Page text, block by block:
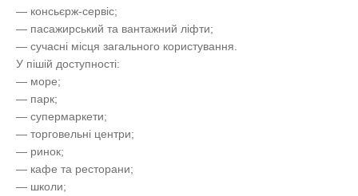
— консьєрж-сервіс;
— пасажирський та вантажний ліфти;
— сучасні місця загального користування.
У пішій доступності:
— море;
— парк;
— супермаркети;
— торговельні центри;
— ринок;
— кафе та ресторани;
— школи;